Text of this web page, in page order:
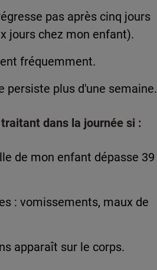
pas après cinq jours
jours chez mon enfant).
fréquemment.
persiste plus d'une semaine.
dans la journée si :
de mon enfant dépasse 39
: vomissements, maux de
apparaît sur le corps.